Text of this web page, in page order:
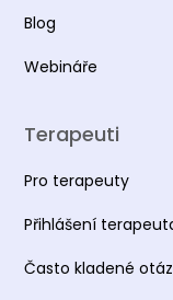
Blog
Webináře
Terapeuti
Pro terapeuty
Přihlášení
Často kladené